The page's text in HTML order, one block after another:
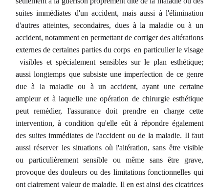
suites immédiates d'un accident, mais aussi à l'élimination
d'autres atteintes, secondaires, dues à la maladie ou à un
accident, notamment en permettant de corriger des altérations
externes de certaines parties du corps  en particulier le visage
 visibles et spécialement sensibles sur le plan esthétique;
aussi longtemps que subsiste une imperfection de ce genre
due à la maladie ou à un accident, ayant une certaine
ampleur et à laquelle une opération de chirurgie esthétique
peut remédier, l'assurance doit prendre en charge cette
intervention, à condition qu'elle eût à répondre également
des suites immédiates de l'accident ou de la maladie. Il faut
aussi réserver les situations où l'altération, sans être visible
ou particulièrement sensible ou même sans être grave,
provoque des douleurs ou des limitations fonctionnelles qui
ont clairement valeur de maladie. Il en est ainsi des cicatrices